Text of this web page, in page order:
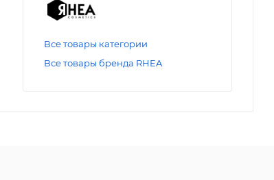
Все товары категории
Все товары бренда RHEA